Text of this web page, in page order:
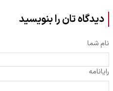
دیدگاه تان را بنویسید
نام شما
رایانامه